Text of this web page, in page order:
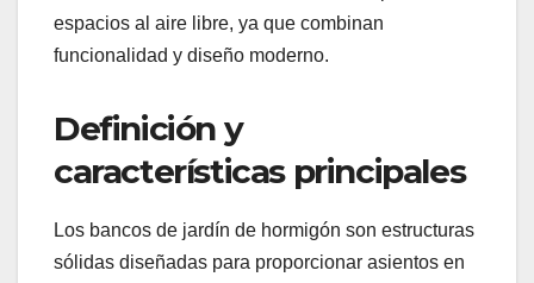
espacios al aire libre, ya que combinan
funcionalidad y diseño moderno.
Definición y
características principales
Los bancos de jardín de hormigón son estructuras
sólidas diseñadas para proporcionar asientos en